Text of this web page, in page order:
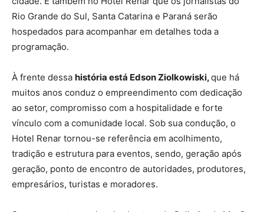
Rio Grande do Sul, Santa Catarina e Paraná serão
hospedados para acompanhar em detalhes toda a
programação.
À frente dessa história está Edson Ziolkowiski,que há
muitos anos conduz o empreendimento com dedicação
ao setor, compromisso com a hospitalidade e forte
vínculo com a comunidade local. Sob sua condução, o
Hotel Renar tornou-se referência em acolhimento,
tradição e estrutura para eventos, sendo, geração após
geração, ponto de encontro de autoridades, produtores,
empresários, turistas e moradores.